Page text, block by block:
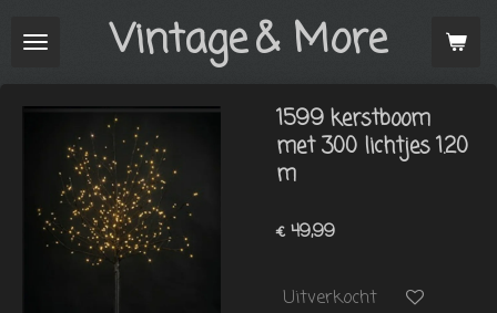
direct
Vintage& More
1599 kerstboom
met 300 lichtjes 1.20
m
€ 49,99
Uitverkocht